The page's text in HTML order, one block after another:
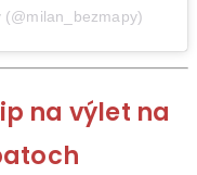
na výlet na